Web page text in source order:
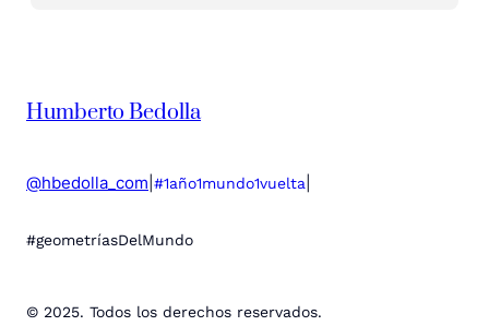
Humberto Bedolla
@hbedolla_com #1año1mundo1vuelta
#geometríasDelMundo
© 2025. Todos los derechos reservados.